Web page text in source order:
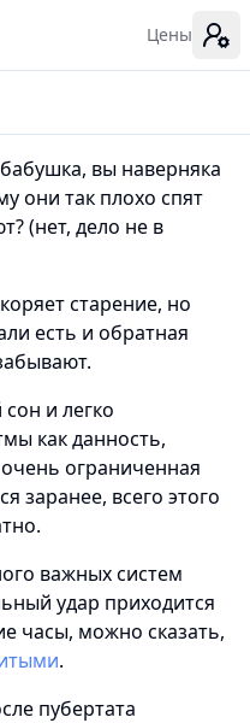
Цены
вы наверняка
они так плохо спят
(нет, дело не в
старение, но
есть и обратная
и легко
как данность,
ограниченная
заранее, всего этого
важных систем
удар приходится
часы, можно сказать,
.
пубертата